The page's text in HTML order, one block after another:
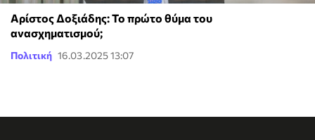
Αρίστος Δοξιάδης: Το πρώτο θύμα του
ανασχηματισμού;
Πολιτική 16.03.2025 13:07